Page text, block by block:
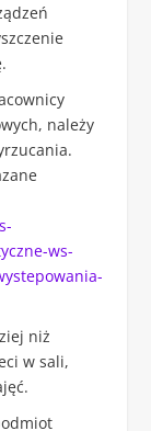
należy
ws-
niż
w sali,